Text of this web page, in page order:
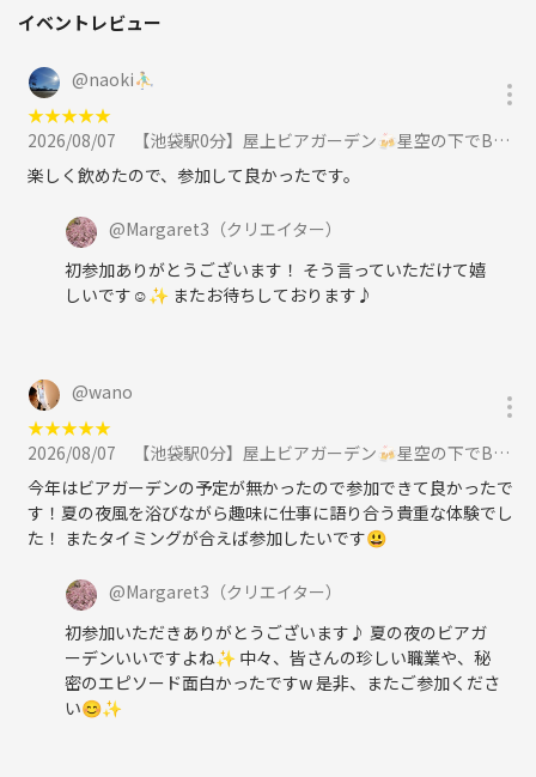
（開催例）
＊ハレノヒ☀️代々木公園ピクニック × 手相から紐解くポテンシャル発
見
＊週末夜の息抜き会 × 普段言えない本音の打ち明け会🤫
＊魅力アップのポイントメイク × プチ人相チェックお茶会
＊ご褒美スイーツ × 毎日が楽しくなるヒントお茶会💖
👩‍🎨 主催者ってどんな人？
会話を通じて、参加者のみなさんがホッとリラックスできるような場作
りを大切にしています。
まだまたヒヨッコ🐣笑
手伝ってくれるお友達大募集中です🎵 仲良くしてください💖
⚠️ サークルの利用規約 ☀️
ナンパ、営業、ビジネス勧誘目的の参加は一切お断りです。
失礼な発言や、和を乱す行為をする方はお断りします。
イベントレビュー
@naoki⛹️‍♂️
★★★★★
2026/08/07
【池袋駅0分】屋上ビアガーデン🍻星空の下でBBQグルメ＆大人の遊びでワイワイ楽しもう！【20代後半〜50代前半】に参加
楽しく飲めたので、参加して良かったです。
@Margaret3 （クリエイター）
初参加ありがとうございます！ そう言っていただけて嬉
しいです☺️✨ またお待ちしております♪
@wano
★★★★★
2026/08/07
【池袋駅0分】屋上ビアガーデン🍻星空の下でBBQグルメ＆大人の遊びでワイワイ楽しもう！【20代後半〜50代前半】に参加
今年はビアガーデンの予定が無かったので参加できて良かったで
す！夏の夜風を浴びながら趣味に仕事に語り合う貴重な体験でし
た！ またタイミングが合えば参加したいです😃
@Margaret3 （クリエイター）
初参加いただきありがとうございます♪ 夏の夜のビアガ
ーデンいいですよね✨ 中々、皆さんの珍しい職業や、秘
密のエピソード面白かったですw 是非、またご参加くださ
い😊✨